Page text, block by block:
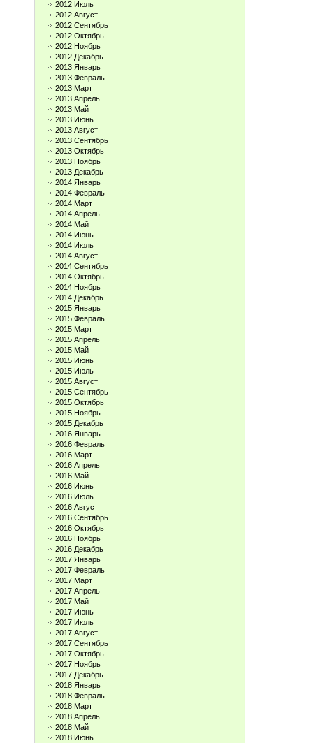
2012 Июль
2012 Август
2012 Сентябрь
2012 Октябрь
2012 Ноябрь
2012 Декабрь
2013 Январь
2013 Февраль
2013 Март
2013 Апрель
2013 Май
2013 Июнь
2013 Август
2013 Сентябрь
2013 Октябрь
2013 Ноябрь
2013 Декабрь
2014 Январь
2014 Февраль
2014 Март
2014 Апрель
2014 Май
2014 Июнь
2014 Июль
2014 Август
2014 Сентябрь
2014 Октябрь
2014 Ноябрь
2014 Декабрь
2015 Январь
2015 Февраль
2015 Март
2015 Апрель
2015 Май
2015 Июнь
2015 Июль
2015 Август
2015 Сентябрь
2015 Октябрь
2015 Ноябрь
2015 Декабрь
2016 Январь
2016 Февраль
2016 Март
2016 Апрель
2016 Май
2016 Июнь
2016 Июль
2016 Август
2016 Сентябрь
2016 Октябрь
2016 Ноябрь
2016 Декабрь
2017 Январь
2017 Февраль
2017 Март
2017 Апрель
2017 Май
2017 Июнь
2017 Июль
2017 Август
2017 Сентябрь
2017 Октябрь
2017 Ноябрь
2017 Декабрь
2018 Январь
2018 Февраль
2018 Март
2018 Апрель
2018 Май
2018 Июнь